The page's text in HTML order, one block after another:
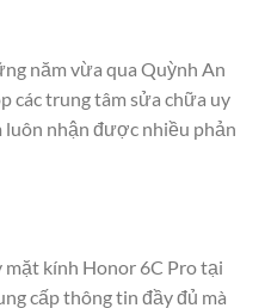
năm vừa qua Quỳnh An
các trung tâm sửa chữa uy
luôn nhận được nhiều phản
mặt kính Honor 6C Pro tại
cấp thông tin đầy đủ mà